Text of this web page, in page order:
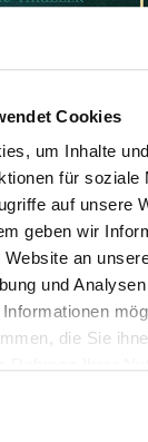
Cookies
um Inhalte
für soziale
auf unsere
geben wir
an
und
die Sie